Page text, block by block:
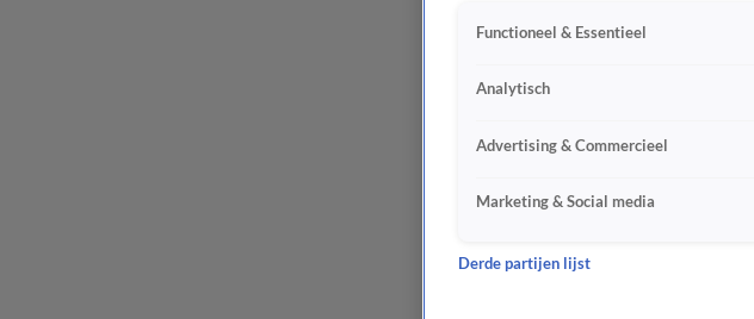
Functioneel & Essentieel
Analytisch
Advertising & Commercieel
Marketing & Social media
Derde partijen lijst